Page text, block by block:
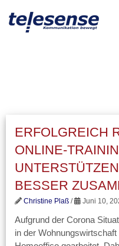
KONTAKT
LOGIN
ERFOLGREICH
ONLINE-
BESSER
Christine Plaß / Juni 10,
Aufgrund der Corona
in der